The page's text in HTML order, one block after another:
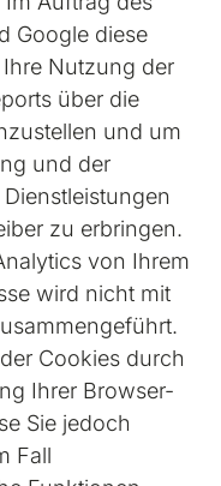
Google diese
Nutzung der
über die
und um
und der
zu erbringen.
von Ihrem
wird nicht mit
Cookies durch
Ihrer Browser-
Sie jedoch
Fall